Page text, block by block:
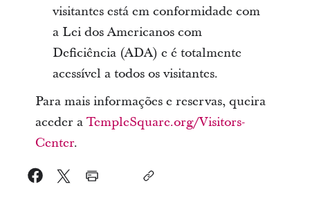
visitantes está em conformidade com
a Lei dos Americanos com
Deficiência (ADA) e é totalmente
acessível a todos os visitantes.
Para mais informações e reservas, queira
aceder a TempleSquare.org/Visitors-
Center.